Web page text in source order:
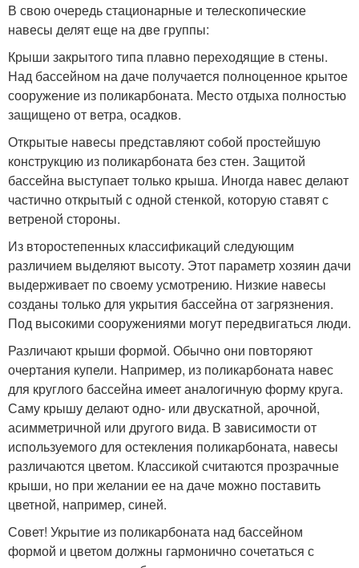
В свою очередь стационарные и телескопические
навесы делят еще на две группы:
Крыши закрытого типа плавно переходящие в стены.
Над бассейном на даче получается полноценное крытое
сооружение из поликарбоната. Место отдыха полностью
защищено от ветра, осадков.
Открытые навесы представляют собой простейшую
конструкцию из поликарбоната без стен. Защитой
бассейна выступает только крыша. Иногда навес делают
частично открытый с одной стенкой, которую ставят с
ветреной стороны.
Из второстепенных классификаций следующим
различием выделяют высоту. Этот параметр хозяин дачи
выдерживает по своему усмотрению. Низкие навесы
созданы только для укрытия бассейна от загрязнения.
Под высокими сооружениями могут передвигаться люди.
Различают крыши формой. Обычно они повторяют
очертания купели. Например, из поликарбоната навес
для круглого бассейна имеет аналогичную форму круга.
Саму крышу делают одно- или двускатной, арочной,
асимметричной или другого вида. В зависимости от
используемого для остекления поликарбоната, навесы
различаются цветом. Классикой считаются прозрачные
крыши, но при желании ее на даче можно поставить
цветной, например, синей.
Совет! Укрытие из поликарбоната над бассейном
формой и цветом должны гармонично сочетаться с